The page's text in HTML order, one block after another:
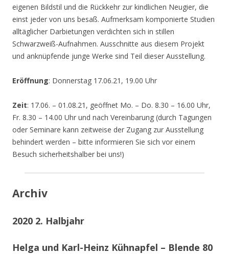
eigenen Bildstil und die Rückkehr zur kindlichen Neugier, die
einst jeder von uns besaß. Aufmerksam komponierte Studien
alltäglicher Darbietungen verdichten sich in stillen
Schwarzweiß-Aufnahmen. Ausschnitte aus diesem Projekt
und anknüpfende junge Werke sind Teil dieser Ausstellung.
Eröffnung: Donnerstag 17.06.21, 19.00 Uhr
Zeit: 17.06. – 01.08.21, geöffnet Mo. – Do. 8.30 – 16.00 Uhr,
Fr. 8.30 – 14.00 Uhr und nach Vereinbarung (durch Tagungen
oder Seminare kann zeitweise der Zugang zur Ausstellung
behindert werden – bitte informieren Sie sich vor einem
Besuch sicherheitshalber bei uns!)
Archiv
2020 2. Halbjahr
Helga und Karl-Heinz Kühnapfel – Blende 80